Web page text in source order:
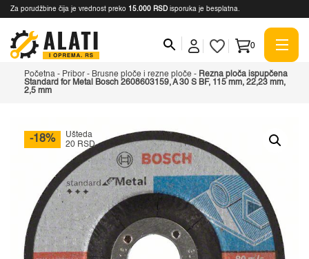
Za porudžbine čija je vrednost preko 15.000 RSD isporuka je besplatna.
0
Početna - Pribor - Brusne ploče i rezne ploče - Rezna ploča ispupčena
Standard for Metal Bosch 2608603159, A 30 S BF, 115 mm, 22,23 mm,
2,5 mm
-18%
Ušteda
20 RSD